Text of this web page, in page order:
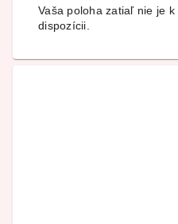
Vaša poloha zatiaľ nie je k
dispozícii.